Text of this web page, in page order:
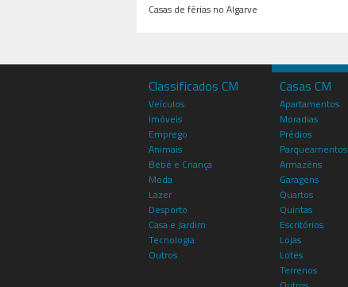
Casas de férias no Algarve
Classificados CM
Veículos
Imóveis
Emprego
Animais
Bebé e Criança
Moda
Lazer
Desporto
Casa e Jardim
Tecnologia
Outros
Casas CM
Apartamentos
Moradias
Prédios
Parqueamentos
Armazéns
Garagens
Quartos
Quintas
Escritórios
Lojas
Lotes
Terrenos